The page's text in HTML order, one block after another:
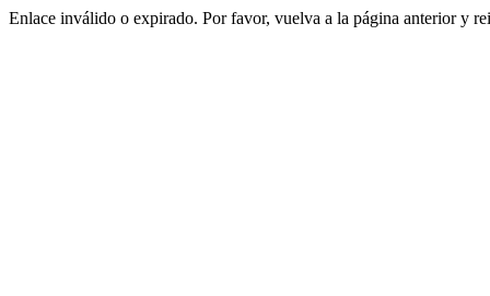
Enlace inválido o expirado. Por favor, vuelva a la página anterior y